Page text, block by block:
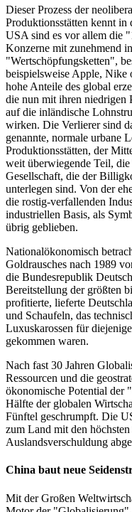
Dieser Prozess der
Produktionsstätten kennt
USA sind es vor allem die
Konzerne mit zunehmend
"Wertschöpfungsketten",
beispielsweise Apple, Nike
hohe Anteile des global
die nun mit ihren niedrigen
auf die inländische
wirken. Die Verlierer sind
genannte, normale urbane
Produktionsstätten, der
weit überwiegende Teil,
Gesellschaft, die der
unterlegen sind. Von der
die rostig-verfallenden
industriellen Basis, als
übrig geblieben.
Nationalökonomisch
Goldrausches nach 1989
die Bundesrepublik
Bereitstellung der größten
profitierte, lieferte
und Schaufeln, das
Luxuskarossen für
gekommen waren.
Nach fast 30 Jahren
Ressourcen und die
ökonomische Potential der
Hälfte der globalen
Fünftel geschrumpft. Die
zum Land mit den
Auslandsverschuldung
China baut neue
Mit der Großen